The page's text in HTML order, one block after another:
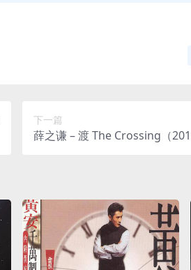
下一篇
薛之谦 – 渡 The Crossing（